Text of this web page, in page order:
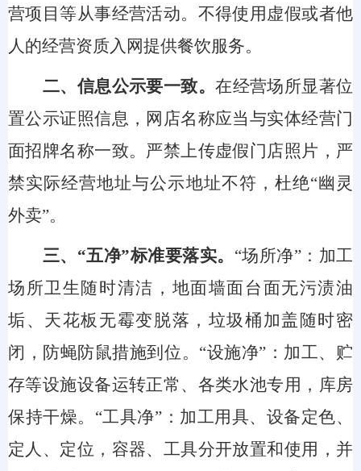
营项目等从事经营活动。不得使用虚假或者他
人的经营资质入网提供餐饮服务。
二、信息公示要一致。在经营场所显著位
置公示证照信息，网店名称应当与实体经营门
面招牌名称一致。严禁上传虚假门店照片，严
禁实际经营地址与公示地址不符，杜绝“幽灵
外卖”。
三、 “五净”标准要落实。 “场所净”：加工
场所卫生随时清洁，地面墙面台面无污渍油
垢、天花板无霉变脱落，垃圾桶加盖随时密
闭，防蝇防鼠措施到位。“设施净”：加工、贮
存等设施设备运转正常、各类水池专用，库房
保持干燥。“工具净”：加工用具、设备定色、
定人、定位，容器、工具分开放置和使用，并